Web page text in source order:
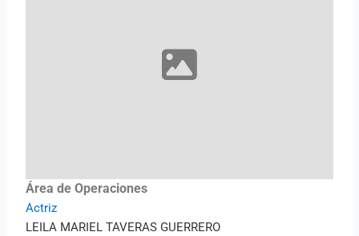
Área de Operaciones
Actriz
LEILA MARIEL TAVERAS GUERRERO